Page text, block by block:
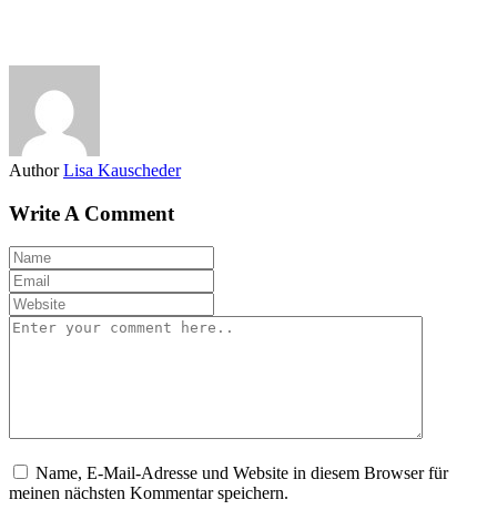
Author Lisa Kauscheder
Write A Comment
Name, E-Mail-Adresse und Website in diesem Browser für
meinen nächsten Kommentar speichern.